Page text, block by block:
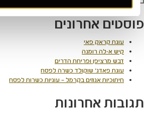
אחרונים
עוגת קראק פאי
קיש א-לה רומנה
דבש מרציפן ופריחת הדרים
עוגת פאדג' שוקולד כשרה לפסח
חיתוכיות אגוזים בקרמל – עוגיות כשרות לפסח
אחרונות